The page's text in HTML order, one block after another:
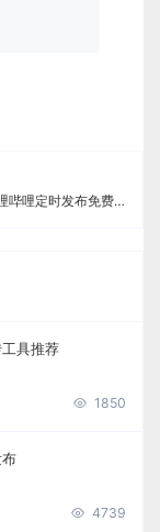
多平台哔哩哔哩定时发布免费软件《闲人新媒体管家》
具推荐
1850
4739